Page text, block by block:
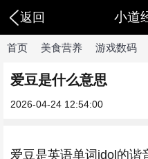
返回 小道
首页 美食营养 游戏数码
爱豆是什么意思
2026-04-24 12:54:00
爱豆是英语单词idol的谐